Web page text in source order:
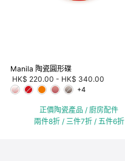
Manila 陶瓷圓形碟
HK$ 220.00 - HK$ 340.00
+4
正價陶瓷產品 / 廚房配件
兩件8折 / 三件7折 / 五件6折